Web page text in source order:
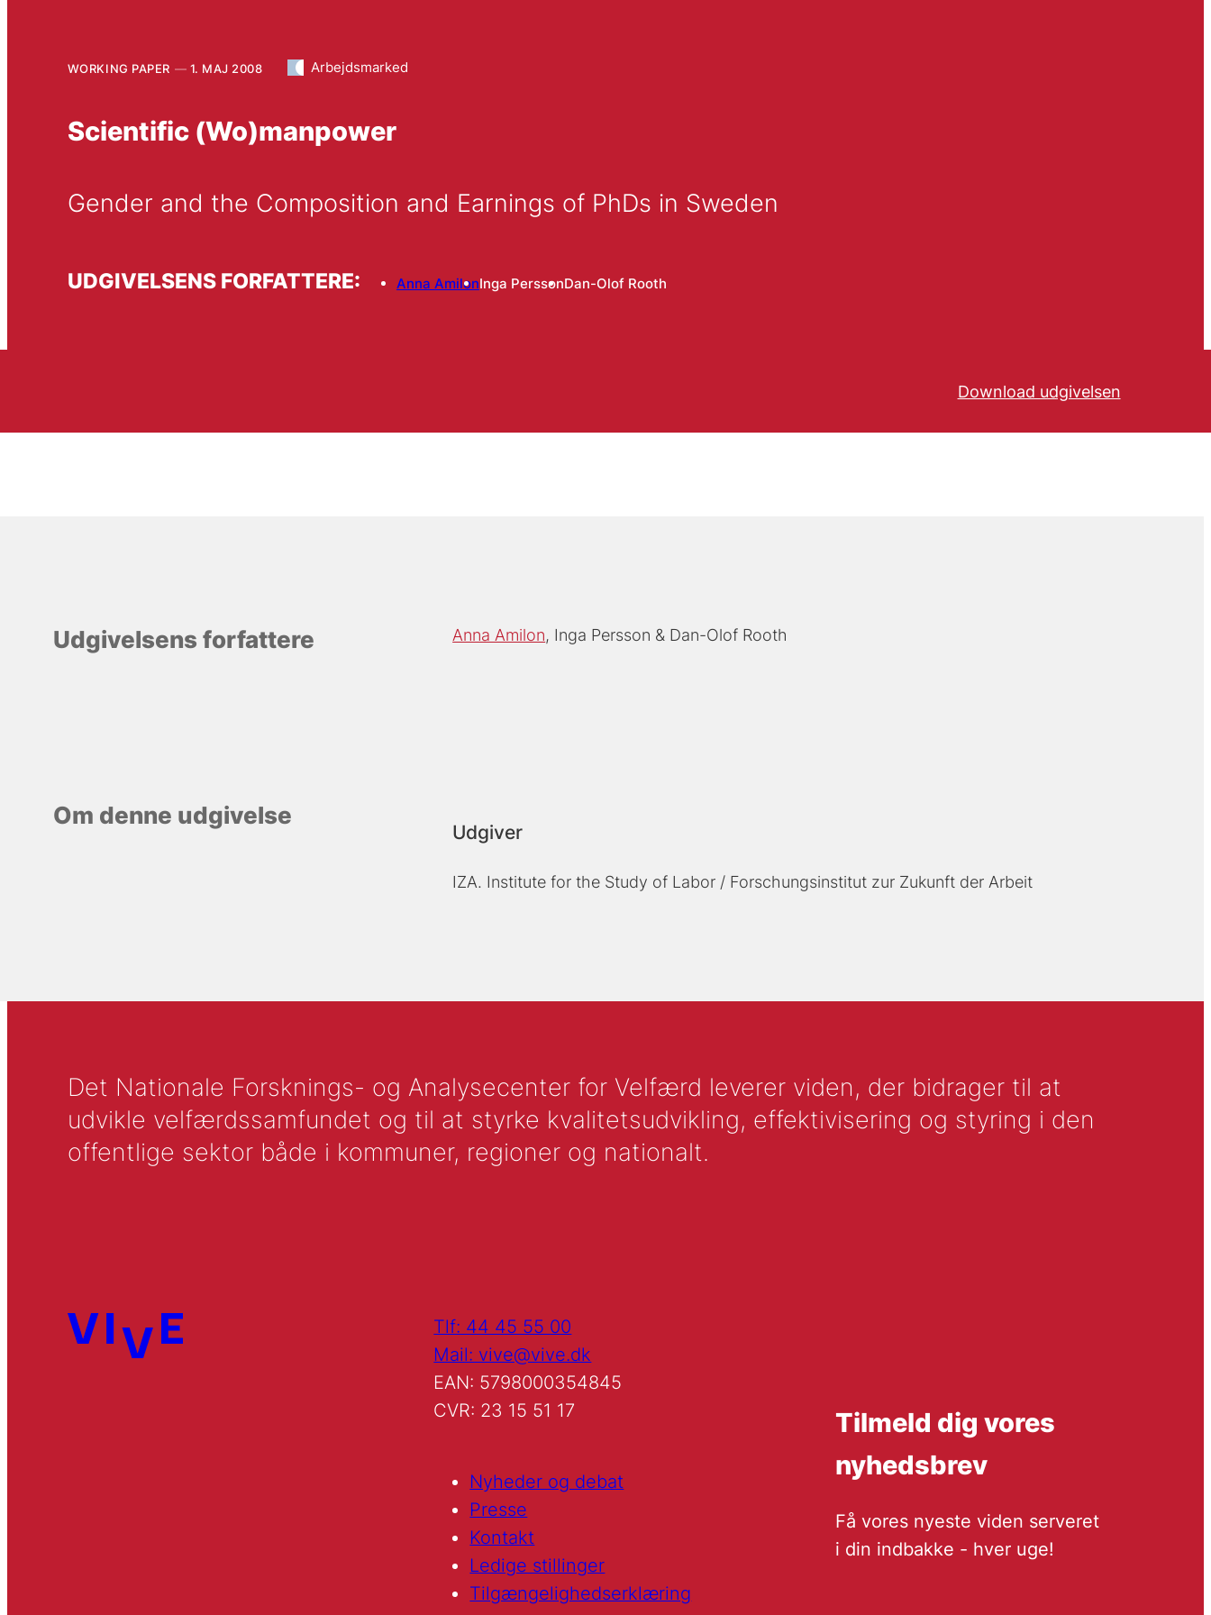
WORKING PAPER 1. MAJ 2008 Arbejdsmarked
Scientific (Wo)manpower
Gender and the Composition and Earnings of PhDs in Sweden
UDGIVELSENS FORFATTERE: Anna AmilonInga PerssonDan-Olof Rooth
Download udgivelsen
Udgivelsens forfattere Anna Amilon Inga Persson Dan-Olof Rooth
Om denne udgivelse
Udgiver
IZA. Institute for the Study of Labor / Forschungsinstitut zur Zukunft der Arbeit
Det Nationale Forsknings- og Analysecenter for Velfærd leverer viden, der bidrager til at
udvikle velfærdssamfundet og til at styrke kvalitetsudvikling, effektivisering og styring i den
offentlige sektor både i kommuner, regioner og nationalt.
Tlf: 44 45 55 00
Mail: vive@vive.dk
EAN: 5798000354845
CVR: 23 15 51 17
Nyheder og debat
Presse
Kontakt
Ledige stillinger
Tilgængelighedserklæring
Tilmeld dig vores
nyhedsbrev
Få vores nyeste viden serveret
i din indbakke - hver uge!